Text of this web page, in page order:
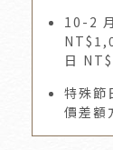
10-2
日
特殊節
價差額